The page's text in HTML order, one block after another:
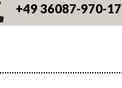
+49 36087-970-17